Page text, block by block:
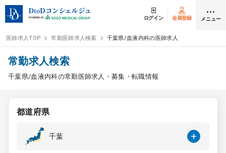
ログイン 会員登録 メニュー
ログイン
医師求人
常勤検索
医師求人TOP 常勤医師求人検索 千葉県/血液内科の医師求人
常勤求人検索
千葉県/血液内科の常勤医師求人・募集・転職情報
都道府県
千葉